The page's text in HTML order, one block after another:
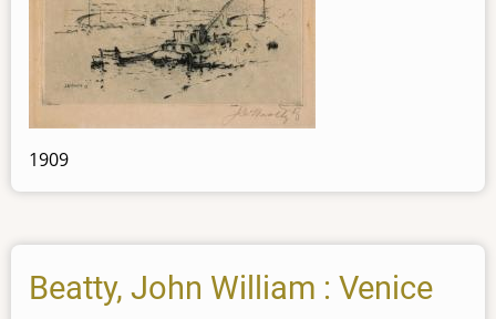
1909
Beatty, John William : Venice